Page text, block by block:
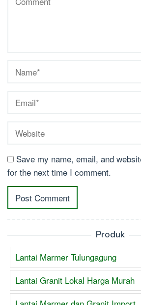
Save my name, email, and
for the next time I comment.
Produk
Lantai Marmer Tulungagung
Lantai Granit Lokal Harga Murah